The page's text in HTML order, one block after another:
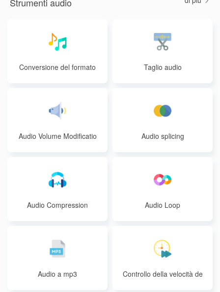
Conversione del formato
Taglio audio
Audio Volume Modificatio
Audio splicing
Audio Compression Audio Loop
Audio a mp3
Controllo della velocità de